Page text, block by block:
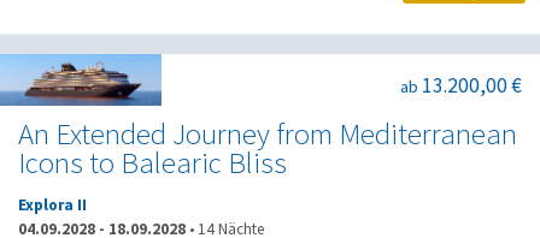
An Extended Journey from Mediterranean
Icons to Balearic Bliss
ab 13.200,00 €
Explora II
04.09.2028 - 18.09.2028 • 14 Nächte